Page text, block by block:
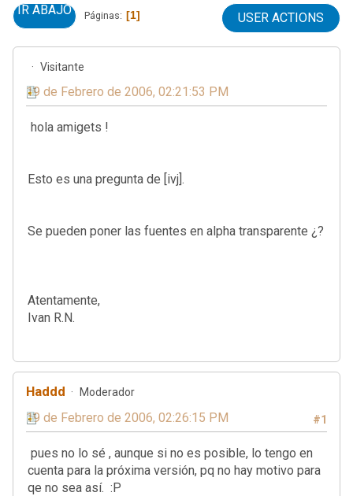
IR ABAJO Páginas 1 USER ACTIONS
Visitante
19 de Febrero de 2006, 02:21:53 PM
hola amigets !
Esto es una pregunta de [ivj].
Se pueden poner las fuentes en alpha transparente ¿?
Atentamente,
Ivan R.N.
Haddd Moderador
#1
19 de Febrero de 2006, 02:26:15 PM
pues no lo sé , aunque si no es posible, lo tengo en
cuenta para la próxima versión, pq no hay motivo para
qe no sea así. :P